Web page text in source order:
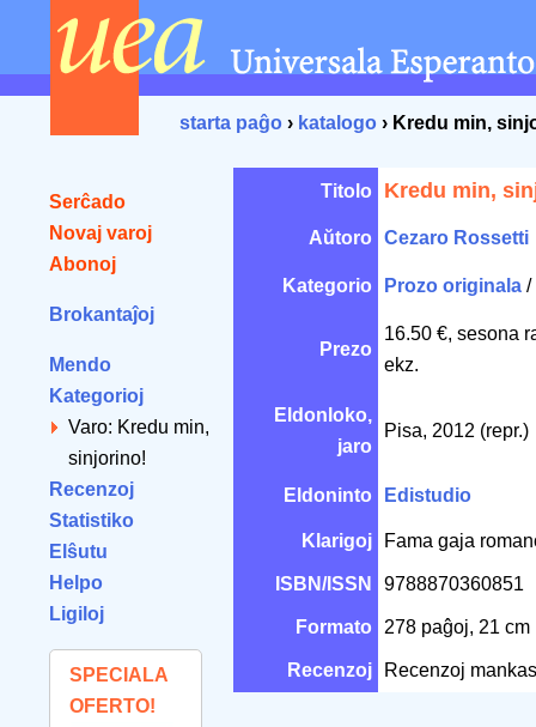
starta paĝo › katalogo › Kredu min,
Serĉado
Novaj varoj
Abonoj
Brokantaĵoj
Mendo
Kategorioj
Varo: Kredu min,
sinjorino!
Recenzoj
Statistiko
Elŝutu
Helpo
Ligiloj
SPECIALA
OFERTO!
Titolo Kredu min,
Aŭtoro Cezaro Rossetti
Kategorio Prozo originala /
Prezo
16.50 €, sesona
ekz.
Eldonloko,
jaro
Pisa, 2012 (repr.)
Eldoninto Edistudio
Klarigoj Fama gaja
ISBN/ISSN 9788870360851
Formato 278 paĝoj, 21 cm
Recenzoj Recenzoj